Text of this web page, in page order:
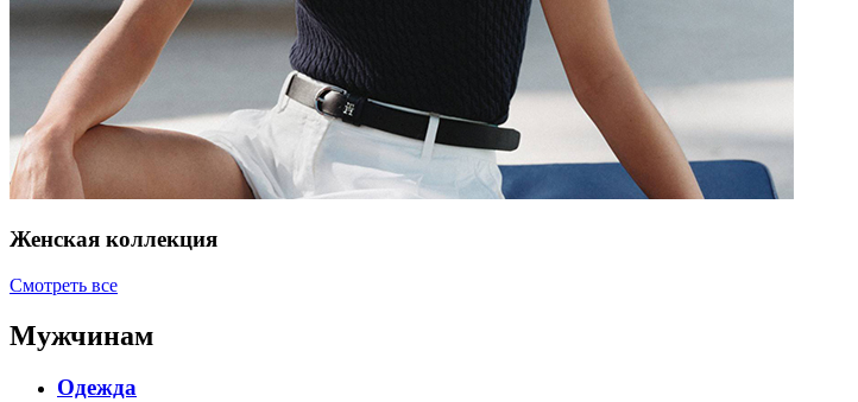
Женская коллекция
Смотреть все
Мужчинам
Одежда